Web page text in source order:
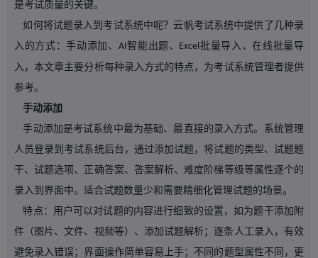
是考试质量的关键。
如何将试题录入到考试系统中呢？云帆考试系统中提供了几种录
入的方式：手动添加、 AI智能出题、 Excel批量导入、在线批量导
入，本文章主要分析每种录入方式的特点，为考试系统管理者提供
参考。
手动添加
手动添加是考试系统中最为基础、最直接的录入方式。系统管理
人员登录到考试系统后台，通过添加试题 ，将试题的类型、试题题
干、试题选项、正确答案、答案解析、难度阶梯等级等属性逐个的
录入到界面中。适合试题数量少和需要精细化管理试题的场景。
特点：用户可以对试题的内容进行细致的设置，如为题干添加附
件（图片、文件、视频等）、添加试题解析；逐条人工录入，有效
避免录入错误；界面操作简单容易上手；不同的题型属性不同，更